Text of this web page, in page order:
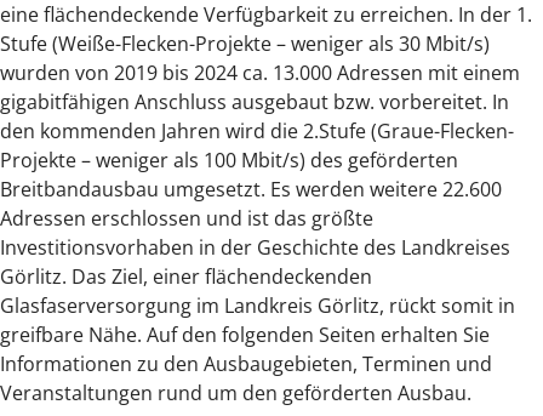
eine flächendeckende Verfügbarkeit zu erreichen. In der 1.
Stufe (Weiße-Flecken-Projekte – weniger als 30 Mbit/s)
wurden von 2019 bis 2024 ca. 13.000 Adressen mit einem
gigabitfähigen Anschluss ausgebaut bzw. vorbereitet. In
den kommenden Jahren wird die 2.Stufe (Graue-Flecken-
Projekte – weniger als 100 Mbit/s) des geförderten
Breitbandausbau umgesetzt. Es werden weitere 22.600
Adressen erschlossen und ist das größte
Investitionsvorhaben in der Geschichte des Landkreises
Görlitz. Das Ziel, einer flächendeckenden
Glasfaserversorgung im Landkreis Görlitz, rückt somit in
greifbare Nähe. Auf den folgenden Seiten erhalten Sie
Informationen zu den Ausbaugebieten, Terminen und
Veranstaltungen rund um den geförderten Ausbau.